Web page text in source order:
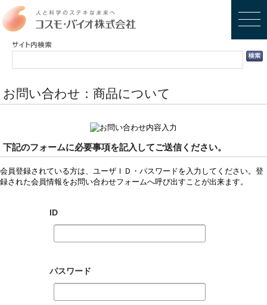
お問い合わせ：商品について
下記のフォームに必要事項を記入してご送信ください。
会員登録されている方は、ユーザＩＤ・パスワードを入力してください。登
録された会員情報をお問い合わせフォームへ呼び出すことが出来ます。
ID
パスワード